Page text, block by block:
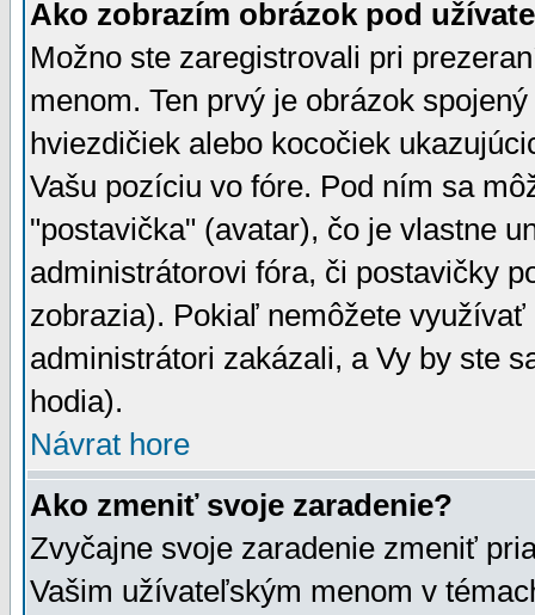
Ako zobrazím obrázok pod
Možno ste zaregistrovali pri
menom. Ten prvý je obrázok
hviezdičiek alebo kocočiek
Vašu pozíciu vo fóre. Pod ním sa
"postavička" (avatar), čo je vlastne
administrátorovi fóra, či postavičky
zobrazia). Pokiaľ nemôžete
administrátori zakázali, a Vy by ste
hodia).
Návrat hore
Ako zmeniť svoje zaradenie?
Zvyčajne svoje zaradenie zmeniť
Vašim užívateľským menom v